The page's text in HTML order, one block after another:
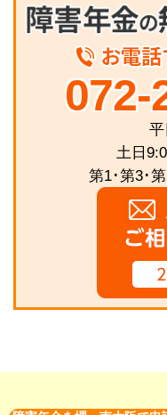
072-
土日
第1･第3･